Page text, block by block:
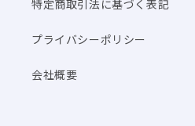
特定商取引法に基づく表記
プライバシーポリシー
会社概要